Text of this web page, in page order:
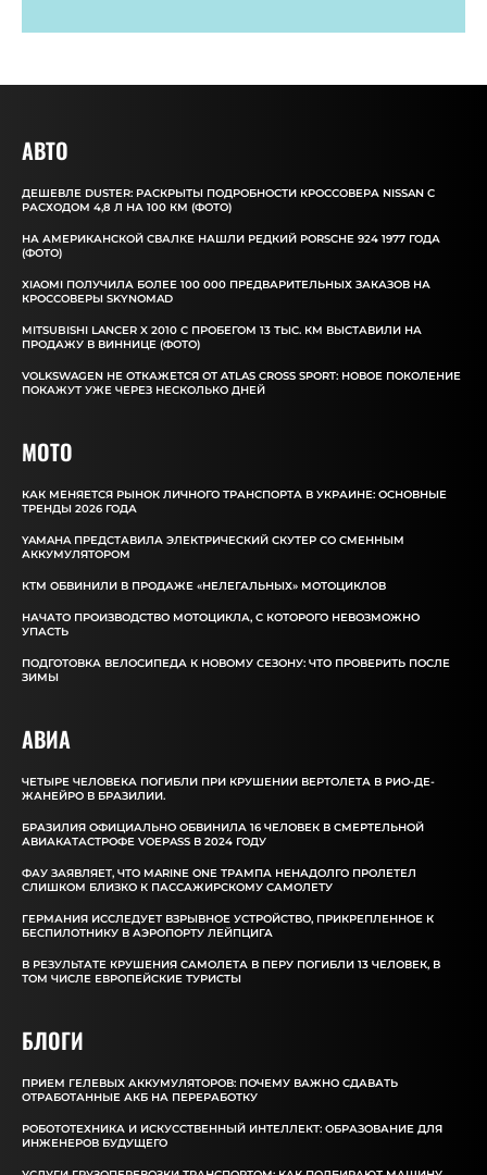
АВТО
ДЕШЕВЛЕ DUSTER: РАСКРЫТЫ ПОДРОБНОСТИ КРОССОВЕРА NISSAN С
РАСХОДОМ 4,8 Л НА 100 КМ (ФОТО)
НА АМЕРИКАНСКОЙ СВАЛКЕ НАШЛИ РЕДКИЙ PORSCHE 924 1977 ГОДА
(ФОТО)
XIAOMI ПОЛУЧИЛА БОЛЕЕ 100 000 ПРЕДВАРИТЕЛЬНЫХ ЗАКАЗОВ НА
КРОССОВЕРЫ SKYNOMAD
MITSUBISHI LANCER X 2010 С ПРОБЕГОМ 13 ТЫС. КМ ВЫСТАВИЛИ НА
ПРОДАЖУ В ВИННИЦЕ (ФОТО)
VOLKSWAGEN НЕ ОТКАЖЕТСЯ ОТ ATLAS CROSS SPORT: НОВОЕ ПОКОЛЕНИЕ
ПОКАЖУТ УЖЕ ЧЕРЕЗ НЕСКОЛЬКО ДНЕЙ
MOTO
КАК МЕНЯЕТСЯ РЫНОК ЛИЧНОГО ТРАНСПОРТА В УКРАИНЕ: ОСНОВНЫЕ
ТРЕНДЫ 2026 ГОДА
YAMAHA ПРЕДСТАВИЛА ЭЛЕКТРИЧЕСКИЙ СКУТЕР СО СМЕННЫМ
АККУМУЛЯТОРОМ
КТМ ОБВИНИЛИ В ПРОДАЖЕ «НЕЛЕГАЛЬНЫХ» МОТОЦИКЛОВ
НАЧАТО ПРОИЗВОДСТВО МОТОЦИКЛА, С КОТОРОГО НЕВОЗМОЖНО
УПАСТЬ
ПОДГОТОВКА ВЕЛОСИПЕДА К НОВОМУ СЕЗОНУ: ЧТО ПРОВЕРИТЬ ПОСЛЕ
ЗИМЫ
АВИА
ЧЕТЫРЕ ЧЕЛОВЕКА ПОГИБЛИ ПРИ КРУШЕНИИ ВЕРТОЛЕТА В РИО-ДЕ-
ЖАНЕЙРО В БРАЗИЛИИ.
БРАЗИЛИЯ ОФИЦИАЛЬНО ОБВИНИЛА 16 ЧЕЛОВЕК В СМЕРТЕЛЬНОЙ
АВИАКАТАСТРОФЕ VOEPASS В 2024 ГОДУ
ФАУ ЗАЯВЛЯЕТ, ЧТО MARINE ONE ТРАМПА НЕНАДОЛГО ПРОЛЕТЕЛ
СЛИШКОМ БЛИЗКО К ПАССАЖИРСКОМУ САМОЛЕТУ
ГЕРМАНИЯ ИССЛЕДУЕТ ВЗРЫВНОЕ УСТРОЙСТВО, ПРИКРЕПЛЕННОЕ К
БЕСПИЛОТНИКУ В АЭРОПОРТУ ЛЕЙПЦИГА
В РЕЗУЛЬТАТЕ КРУШЕНИЯ САМОЛЕТА В ПЕРУ ПОГИБЛИ 13 ЧЕЛОВЕК, В
ТОМ ЧИСЛЕ ЕВРОПЕЙСКИЕ ТУРИСТЫ
БЛОГИ
ПРИЕМ ГЕЛЕВЫХ АККУМУЛЯТОРОВ: ПОЧЕМУ ВАЖНО СДАВАТЬ
ОТРАБОТАННЫЕ АКБ НА ПЕРЕРАБОТКУ
РОБОТОТЕХНИКА И ИСКУССТВЕННЫЙ ИНТЕЛЛЕКТ: ОБРАЗОВАНИЕ ДЛЯ
ИНЖЕНЕРОВ БУДУЩЕГО